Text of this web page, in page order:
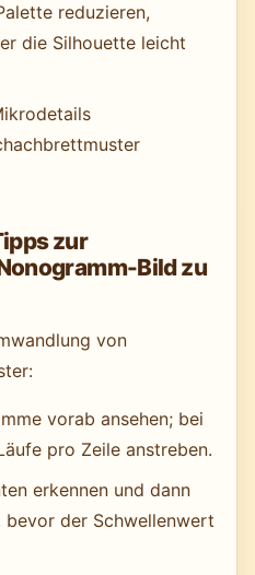
reduzieren,
die Silhouette leicht
zur
Bild zu
von
vorab ansehen; bei
pro Zeile anstreben.
erkennen und dann
bevor der Schwellenwert